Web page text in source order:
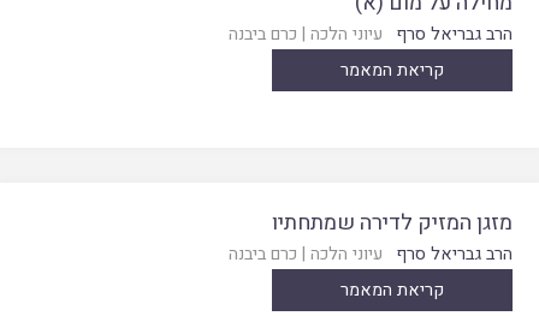
הרב גבריאל סרף עיוני הלכה | כרם ביבנה
קריאת המאמר
מזגן המזיק לדירה שמתחתיו
הרב גבריאל סרף עיוני הלכה | כרם ביבנה
קריאת המאמר